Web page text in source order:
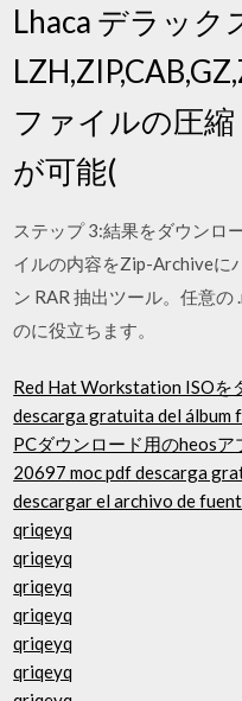
Lhaca デラック
ファイルの圧
が可能(
ステップ 3:結果をダウンロ
イルの内容をZip-Archiveに
ン RAR 抽出ツール。任意
のに役立ちます。
Red Hat Workstation ISOを
descarga gratuita del álbum
PCダウンロード用のheosア
20697 moc pdf descarga
descargar el archivo de
qriqeyq
qriqeyq
qriqeyq
qriqeyq
qriqeyq
qriqeyq